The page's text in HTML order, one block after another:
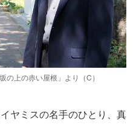
の上の赤い屋根」より（C）
ヤミスの名手のひとり、真